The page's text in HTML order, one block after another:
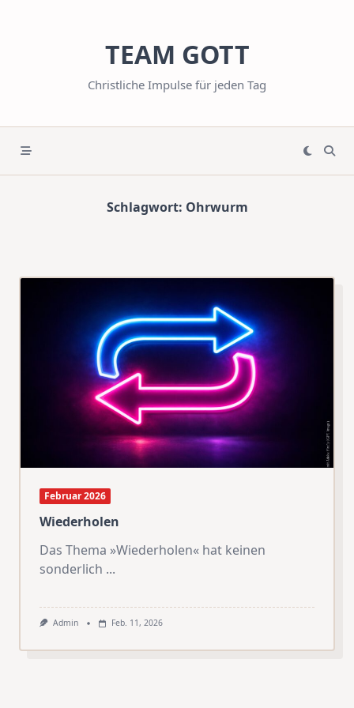
TEAM GOTT
Christliche Impulse für jeden Tag
Schlagwort: Ohrwurm
Februar 2026
Wiederholen
Das Thema »Wiederholen« hat keinen
sonderlich ...
Admin Feb. 11, 2026